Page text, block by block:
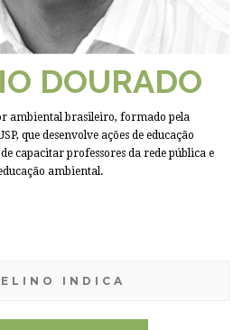
DOURADO
ambiental brasileiro, formado pela
que desenvolve ações de educação
capacitar professores da rede pública e
ambiental.
INDICA